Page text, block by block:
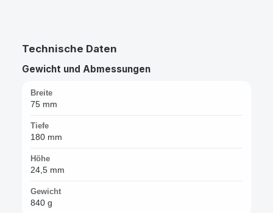
Technische Daten
Gewicht und Abmessungen
Breite
75 mm
Tiefe
180 mm
Höhe
24,5 mm
Gewicht
840 g